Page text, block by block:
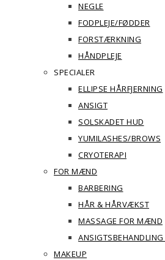
NEGLE
FODPLEJE/FØDDER
FORSTÆRKNING
HÅNDPLEJE
SPECIALER
ELLIPSE HÅRFJERNING
ANSIGT
SOLSKADET HUD
YUMILASHES/BROWS
CRYOTERAPI
FOR MÆND
BARBERING
HÅR & HÅRVÆKST
MASSAGE FOR MÆND
MAKEUP